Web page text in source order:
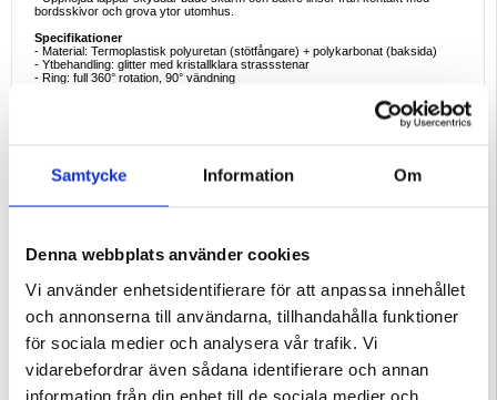
Samtycke Information Om
Denna webbplats använder cookies
Vi använder enhetsidentifierare för att anpassa innehållet
och annonserna till användarna, tillhandahålla funktioner
för sociala medier och analysera vår trafik. Vi
vidarebefordrar även sådana identifierare och annan
information från din enhet till de sociala medier och
bordsskivor och grova ytor utomhus.
Specifikationer
- Material: Termoplastisk polyuretan (stötfångare) + polykarbonat (baksida)
- Ytbehandling: glitter med kristallklara strassstenar
- Ring: full 360° rotation, 90° vändning
- Skrolla på pendeln - för ett finger genom ringen för att hålla ett stadigt grepp på
- Foton i mörker - reflekterande strassstenar ger en subtil studs till omgivande
ljus för ljusare bilder.
för att snabbt kunna skicka meddelanden.
Varför detta iPhone 16 Pro Max-fodral är ett smart köp
skal, får du alla tre i ett elegant tillbehör som passar iPhone 16 Pro Max perfekt.
affärsmässiga kläder och håller din enhet säker i alla situationer.
Intressanta fakta om IMD Hybridfodral
mönstrets livslängd med upp till fem gånger jämfört med yttryck.
sköra.